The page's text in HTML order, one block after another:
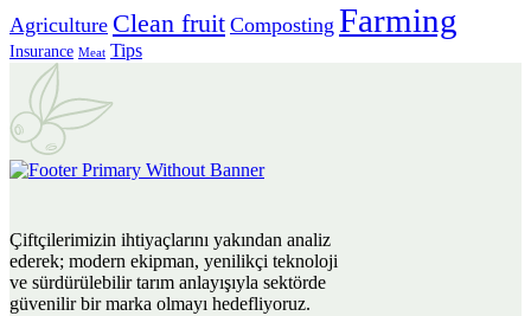
Agriculture Clean fruit Composting Farming
Insurance Meat Tips
Çiftçilerimizin ihtiyaçlarını yakından analiz
ederek; modern ekipman, yenilikçi teknoloji
ve sürdürülebilir tarım anlayışıyla sektörde
güvenilir bir marka olmayı hedefliyoruz.